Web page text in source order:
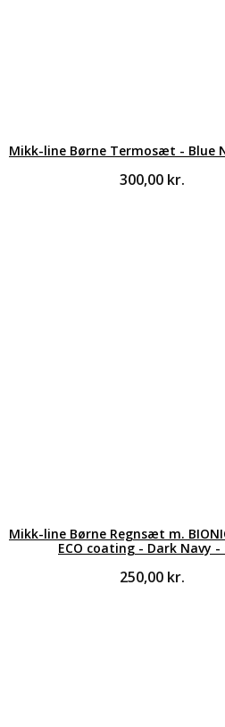
Mikk-line Børne Termosæt - Blue
300,00 kr.
Mikk-line Børne Regnsæt m.
ECO coating - Dark Navy -
250,00 kr.